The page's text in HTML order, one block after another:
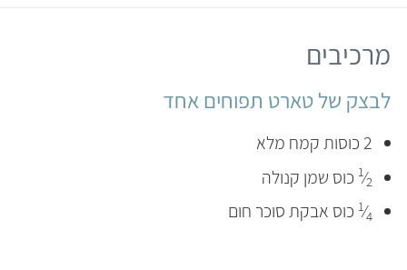
מרכיבים
לבצק של טארט תפוחים אחד
2 כוסות קמח מלא
1⁄2 כוס שמן קנולה
1⁄4 כוס אבקת סוכר חום